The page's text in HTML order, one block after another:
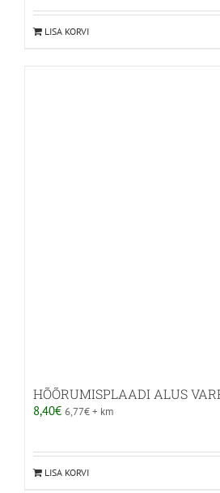
LISA KORVI
HÕÕRUMISPLAADI ALUS
8,40€ 6,77€+ km
LISA KORVI